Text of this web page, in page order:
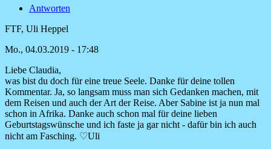
Antworten
FTF, Uli Heppel
Mo., 04.03.2019 - 17:48
Antwort
auf
Vielen
lieben
Dank
für
Liebe Claudia,
was bist du doch für eine treue Seele. Danke für deine tollen
Kommentar. Ja, so langsam muss man sich Gedanken machen, mit
dem Reisen und auch der Art der Reise. Aber Sabine ist ja nun mal
schon in Afrika. Danke auch schon mal für deine lieben
Geburtstagswünsche und ich faste ja gar nicht - dafür bin ich auch
nicht am Fasching. ♡Uli